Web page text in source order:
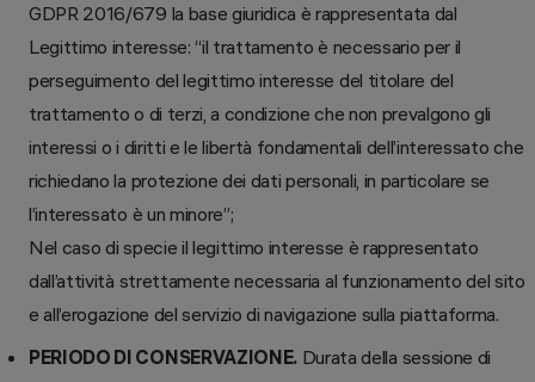
GDPR 2016/679 la base giuridica è rappresentata dal
Legittimo interesse: “il trattamento è necessario per il
perseguimento del legittimo interesse del titolare del
trattamento o di terzi, a condizione che non prevalgono gli
interessi o i diritti e le libertà fondamentali dell’interessato che
richiedano la protezione dei dati personali, in particolare se
l’interessato è un minore”;
Nel caso di specie il legittimo interesse è rappresentato
dall’attività strettamente necessaria al funzionamento del sito
e all’erogazione del servizio di navigazione sulla piattaforma.
PERIODO DI CONSERVAZIONE. Durata della sessione di